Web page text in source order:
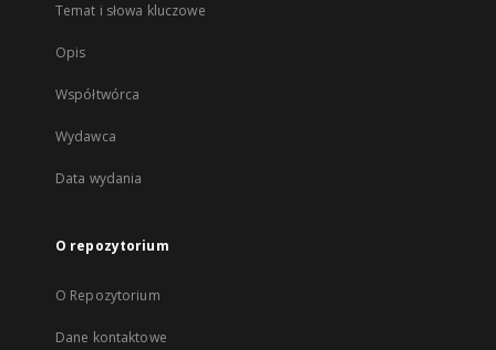
Temat i słowa kluczowe
Opis
Współtwórca
Wydawca
Data wydania
O repozytorium
O Repozytorium
Dane kontaktowe